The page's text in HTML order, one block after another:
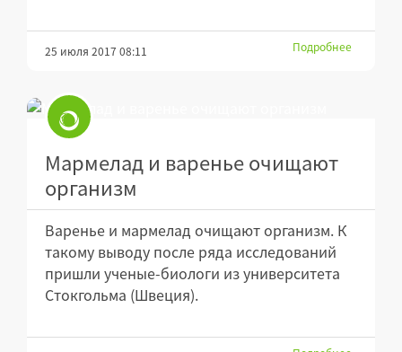
25 июля 2017 08:11 Подробнее
Мармелад и варенье очищают
организм
Варенье и мармелад очищают организм. К
такому выводу после ряда исследований
пришли ученые-биологи из университета
Стокгольма (Швеция).